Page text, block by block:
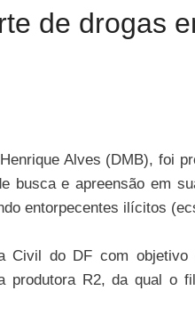
de drogas
Alves (DMB), foi
busca e apreensão em
entorpecentes ilícitos
do DF com
produtora R2, da qual